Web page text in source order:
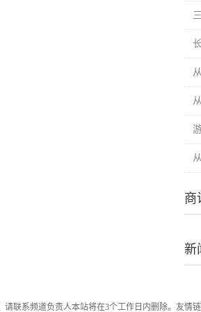
商
新
联系频道负责人本站将在3个工作日内删除。友情